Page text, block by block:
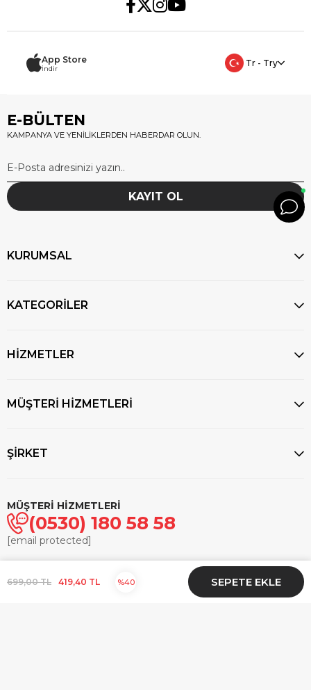
App Store
İndir
Tr - Try
E-BÜLTEN
KAMPANYA VE YENİLİKLERDEN HABERDAR OLUN.
KAYIT OL
KURUMSAL
KATEGORİLER
HİZMETLER
MÜŞTERİ HİZMETLERİ
ŞİRKET
MÜŞTERİ HİZMETLERİ
(0530) 180 58 58
[email protected]
- Tüm hakları saklıdır.
699,00 TL 419,40 TL 40